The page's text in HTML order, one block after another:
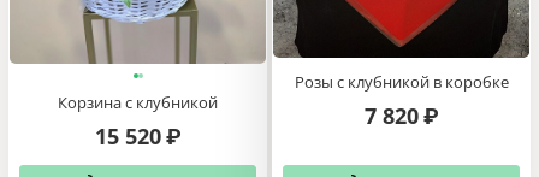
Корзина с клубникой
15 520 ₽
Розы с клубникой в коробке
7 820 ₽